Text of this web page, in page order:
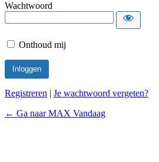
Wachtwoord
Onthoud mij
Registreren | Je wachtwoord vergeten?
← Ga naar MAX Vandaag